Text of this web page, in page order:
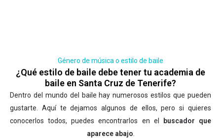
Género de música o estilo de baile
¿Qué estilo de baile debe tener tu academia de
baile en Santa Cruz de Tenerife?
Dentro del mundo del baile hay numerosos estilos que pueden
gustarte. Aquí te dejamos algunos de ellos, pero si quieres
conocerlos todos, puedes encontrarlos en el
buscador que
aparece abajo